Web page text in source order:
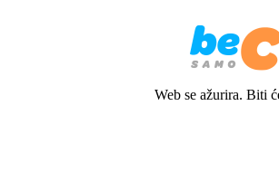
Web se ažurira. Biti